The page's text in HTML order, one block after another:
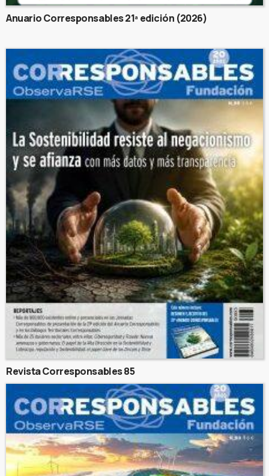
Anuario Corresponsables 21ª edición (2026)
Revista Corresponsables 85